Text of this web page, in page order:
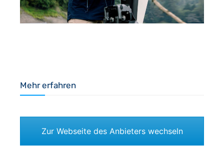
Mehr erfahren
Zur Webseite des Anbieters wechseln